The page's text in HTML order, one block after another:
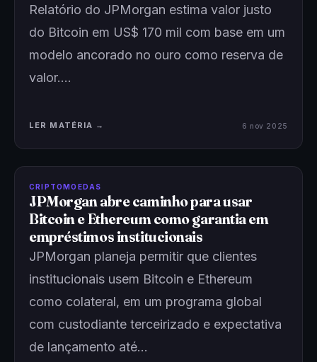
Relatório do JPMorgan estima valor justo
do Bitcoin em US$ 170 mil com base em um
modelo ancorado no ouro como reserva de
valor.…
LER MATÉRIA → 6 nov 2025
CRIPTOMOEDAS
JPMorgan abre caminho para usar
Bitcoin e Ethereum como garantia em
empréstimos institucionais
JPMorgan planeja permitir que clientes
institucionais usem Bitcoin e Ethereum
como colateral, em um programa global
com custodiante terceirizado e expectativa
de lançamento até…